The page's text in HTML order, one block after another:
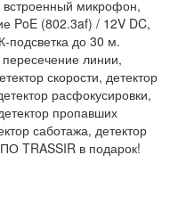
микрофон,
PoE (802.3af) / 12V DC,
подсветка до 30 м.
линии,
скорости, детектор
расфокусировки,
пропавших
саботажа, детектор
TRASSIR в подарок!